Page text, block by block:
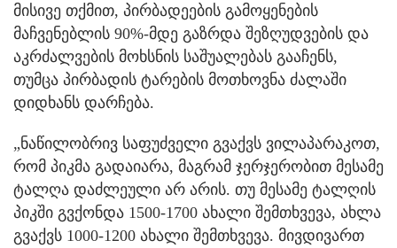
მისივე თქმით, პირბადეების გამოყენების
მაჩვენებლის 90%-მდე გაზრდა შეზღუდვების და
აკრძალვების მოხსნის საშუალებას გააჩენს,
თუმცა პირბადის ტარების მოთხოვნა ძალაში
დიდხანს დარჩება.
„ნაწილობრივ საფუძველი გვაქვს ვილაპარაკოთ,
რომ პიკმა გადაიარა, მაგრამ ჯერჯერობით მესამე
ტალღა დაძლეული არ არის. თუ მესამე ტალღის
პიკში გვქონდა 1500-1700 ახალი შემთხვევა, ახლა
გვაქვს 1000-1200 ახალი შემთხვევა. მივდივართ